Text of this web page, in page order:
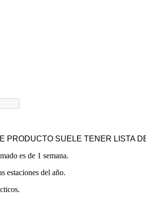
PRODUCTO SUELE TENER LISTA
es de 1 semana.
estaciones del año.